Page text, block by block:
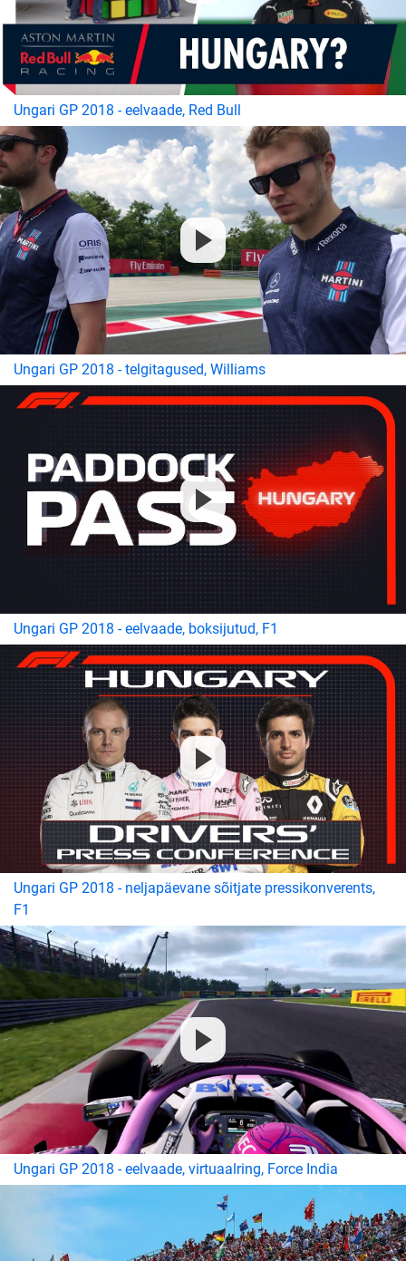
Ungari GP 2018 - eelvaade, Red Bull
Ungari GP 2018 - telgitagused, Williams
Ungari GP 2018 - eelvaade, boksijutud, F1
Ungari GP 2018 - neljapäevane sõitjate pressikonverents,
F1
Ungari GP 2018 - eelvaade, virtuaalring, Force India